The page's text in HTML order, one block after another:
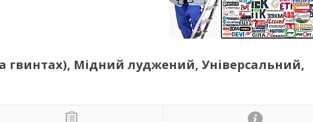
гвинтах), Мідний луджений, Універсальний,